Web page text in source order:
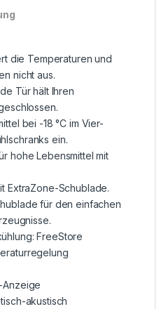
die Temperaturen und
nicht aus.
Tür hält Ihren
bei -18 °C im Vier-
ein.
hohe Lebensmittel mit
ExtraZone-Schublade.
für den einfachen
FreeStore
Anzeige
akustisch